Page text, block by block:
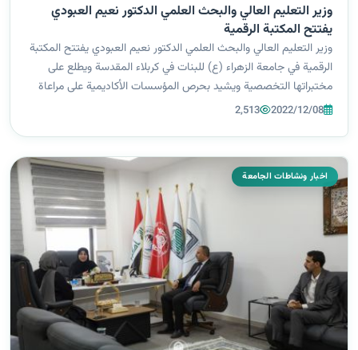
وزير التعليم العالي والبحث العلمي الدكتور نعيم العبودي
يفتتح المكتبة الرقمية
وزير التعليم العالي والبحث العلمي الدكتور نعيم العبودي يفتتح المكتبة
الرقمية ￼في جامعة الزهراء (ع) للبنات في كربلاء المقدسة ويطلع على
مختبراتها التخصصية ويشيد بحرص المؤسسات الأكاديمية على مراعاة
متطلبات التنمية والتطوير وتوفير بيئة مناسبة للخدمات التعليمية* *د...
2022/12/08
2,513
اخبار ونشاطات الجامعة